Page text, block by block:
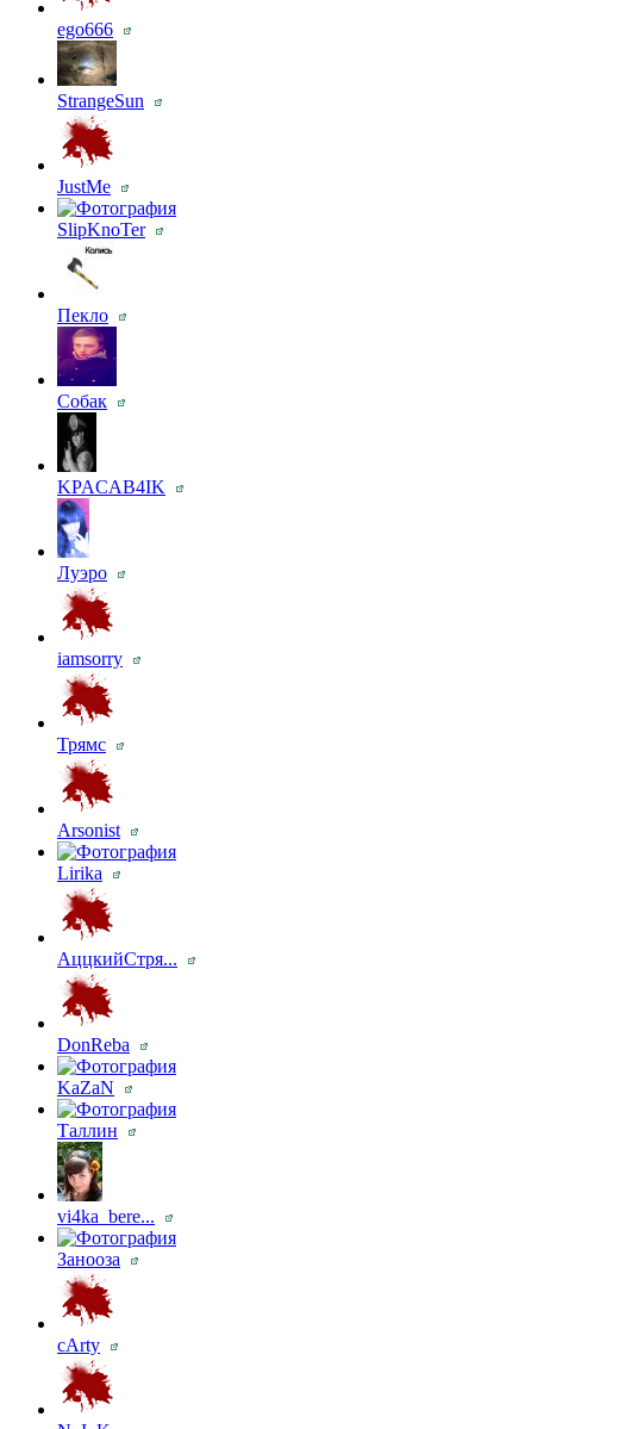
ego666
StrangeSun
JustMe
SlipKnoTer
Пекло
Собак
KPACAB4IK
Луэро
iamsorry
Трямс
Arsonist
Lirika
АццкийСтря...
DonReba
KaZaN
Таллин
vi4ka_bere...
Занооза
cArty